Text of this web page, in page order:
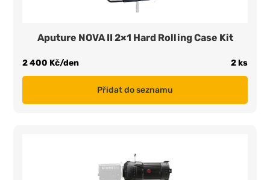
Aputure NOVA II 2×1 Hard Rolling Case Kit
2 400 Kč/den 2 ks
Přidat do seznamu